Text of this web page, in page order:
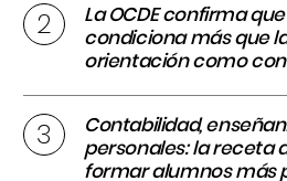
La OCDE confirma
condiciona más que
orientación como
Contabilidad,
personales: la receta
formar alumnos más